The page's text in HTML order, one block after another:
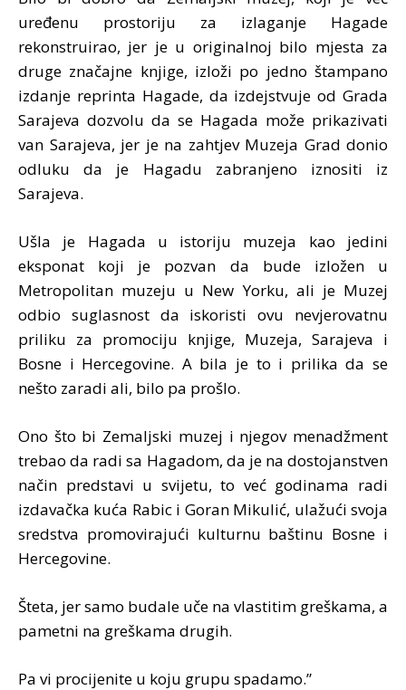
uređenu prostoriju za izlaganje Hagade
rekonstruirao, jer je u originalnoj bilo mjesta za
druge značajne knjige, izloži po jedno štampano
izdanje reprinta Hagade, da izdejstvuje od Grada
Sarajeva dozvolu da se Hagada može prikazivati
van Sarajeva, jer je na zahtjev Muzeja Grad donio
odluku da je Hagadu zabranjeno iznositi iz
Sarajeva.
Ušla je Hagada u istoriju muzeja kao jedini
eksponat koji je pozvan da bude izložen u
Metropolitan muzeju u New Yorku, ali je Muzej
odbio suglasnost da iskoristi ovu nevjerovatnu
priliku za promociju knjige, Muzeja, Sarajeva i
Bosne i Hercegovine. A bila je to i prilika da se
nešto zaradi ali, bilo pa prošlo.
Ono što bi Zemaljski muzej i njegov menadžment
trebao da radi sa Hagadom, da je na dostojanstven
način predstavi u svijetu, to već godinama radi
izdavačka kuća Rabic i Goran Mikulić, ulažući svoja
sredstva promovirajući kulturnu baštinu Bosne i
Hercegovine.
Šteta, jer samo budale uče na vlastitim greškama, a
pametni na greškama drugih.
Pa vi procijenite u koju grupu spadamo.”